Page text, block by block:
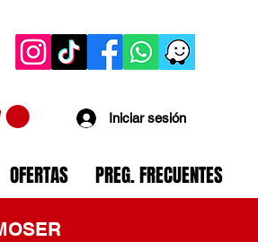
Iniciar sesión
OFERTAS PREG. FRECUENTES